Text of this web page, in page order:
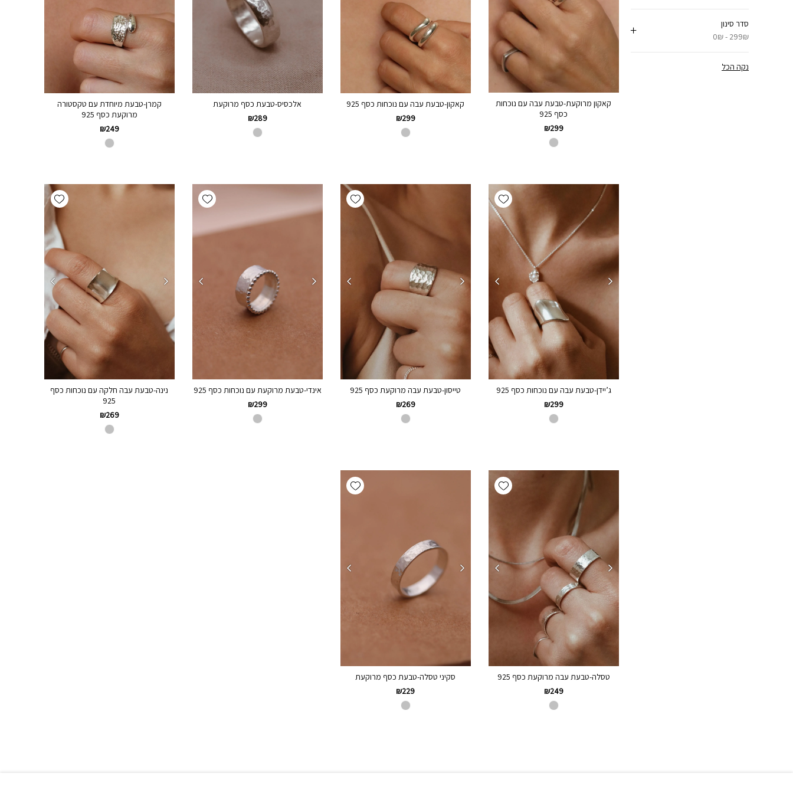
סדר סינון
0₪ - 299₪
נקה הכל
קאקון מרוקעת-טבעת עבה עם נוכחות
כסף 925
₪299
קאקון-טבעת עבה עם נוכחות כסף 925
₪299
אלכסיס-טבעת כסף מרוקעת
₪289
קמרן-טבעת מיוחדת עם טקסטורה
מרוקעת כסף 925
₪249
Add wishlist
ג’יידן-טבעת עבה עם נוכחות כסף 925
₪299
Add wishlist
טייסון-טבעת עבה מרוקעת כסף 925
₪269
Add wishlist
אינדי-טבעת מרוקעת עם נוכחות כסף 925
₪299
Add wishlist
נינה-טבעת עבה חלקה עם נוכחות כסף
925
₪269
Add wishlist
טסלה-טבעת עבה מרוקעת כסף 925
₪249
Add wishlist
סקיני טסלה-טבעת כסף מרוקעת
₪229